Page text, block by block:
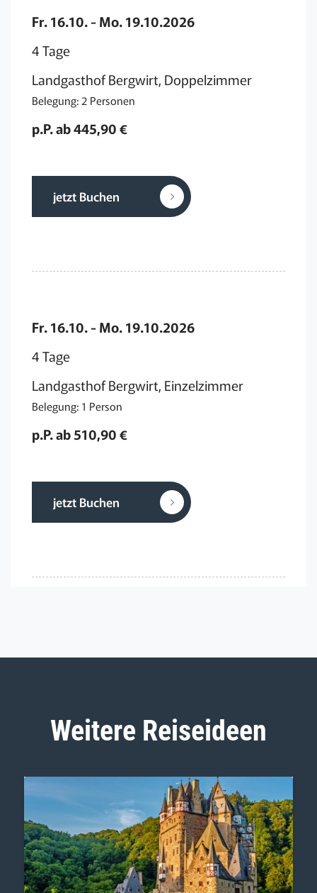
Fr. 16.10. - Mo. 19.10.2026
4 Tage
Landgasthof Bergwirt, Doppelzimmer
Belegung: 2 Personen
p.P. ab 445,90 €
jetzt Buchen
Fr. 16.10. - Mo. 19.10.2026
4 Tage
Landgasthof Bergwirt, Einzelzimmer
Belegung: 1 Person
p.P. ab 510,90 €
jetzt Buchen
Weitere Reiseideen